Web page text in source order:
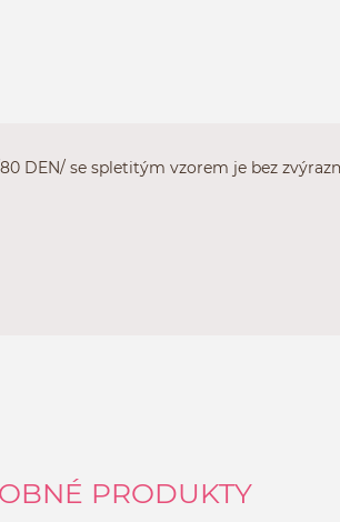
DEN/ se spletitým vzorem je bez
PRODUKTY